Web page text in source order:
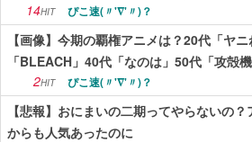
漫画・アニメ
ゲーム
Vtuber
趣味
14HIT ぴこ速(〃'∇'〃)？
【画像】今期の覇権アニメは？20代「ヤ
「BLEACH」40代「なのは」50代「攻殻
2HIT ぴこ速(〃'∇'〃)？
【悲報】おにまいの二期ってやらないの
からも人気あったのに